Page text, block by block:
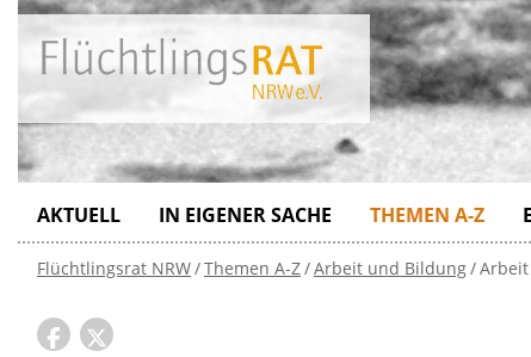
AKTUELL IN EIGENER SACHE THEMEN A-Z
Flüchtlingsrat NRW Themen A-Z Arbeit und Bildung Arbeit